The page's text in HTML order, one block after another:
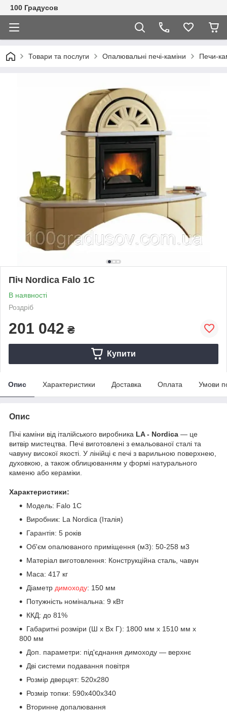
100 Градусов
Товари та послуги Опалювальні печі-каміни Печи-
Піч Nordica Falo 1C
В наявності
Роздріб
201 042 ₴
Купити
Опис Характеристики Доставка Оплата Умови
Опис
Пічі каміни від італійського виробника LA - Nordica — це
витвір мистецтва. Печі виготовлені з емальованої сталі та
чавуну високої якості. У лінійці є печі з варильною поверхнею,
духовкою, а також облицюванням у формі натурального
каменю або кераміки.
Характеристики:
Модель: Falo 1C
Виробник: La Nordica (Італія)
Гарантія: 5 років
Об'єм опалюваного приміщення (м3): 50-258 м3
Матеріал виготовлення: Конструкційна сталь, чавун
Маса: 417 кг
Діаметр димоходу: 150 мм
Потужність номінальна: 9 кВт
ККД: до 81%
Габаритні розміри (Ш х Вх Г): 1800 мм х 1510 мм х
800 мм
Доп. параметри: під'єднання димоходу — верхнє
Дві системи подавання повітря
Розмір дверцят: 520x280
Розмір топки: 590x400x340
Вторинне допалювання